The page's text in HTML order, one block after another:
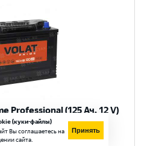
Professional (125 Ач, 12 V)
(куки-файлы)
Вы соглашаетесь на
сайта.
Принять